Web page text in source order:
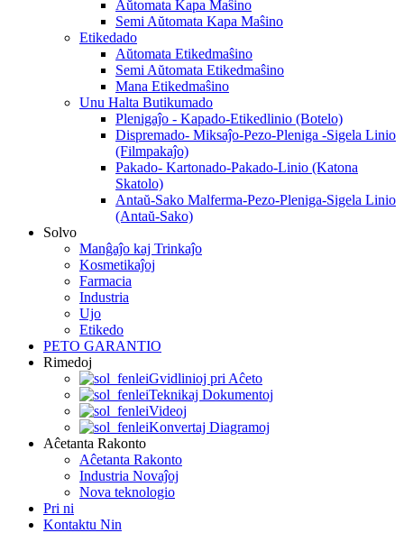
Aŭtomata Kapa Maŝino
Semi Aŭtomata Kapa Maŝino
Etikedado
Aŭtomata Etikedmaŝino
Semi Aŭtomata Etikedmaŝino
Mana Etikedmaŝino
Unu Halta Butikumado
Plenigaĵo - Kapado-Etikedlinio (Botelo)
Dispremado- Miksaĵo-Pezo-Pleniga -Sigela Linio
(Filmpakaĵo)
Pakado- Kartonado-Pakado-Linio (Katona
Skatolo)
Antaŭ-Sako Malferma-Pezo-Pleniga-Sigela Linio
(Antaŭ-Sako)
Solvo
Manĝaĵo kaj Trinkaĵo
Kosmetikaĵoj
Farmacia
Industria
Ujo
Etikedo
PETO GARANTIO
Rimedoj
Gvidlinioj pri Aĉeto
Teknikaj Dokumentoj
Videoj
Konvertaj Diagramoj
Aĉetanta Rakonto
Aĉetanta Rakonto
Industria Novaĵoj
Nova teknologio
Pri ni
Kontaktu Nin